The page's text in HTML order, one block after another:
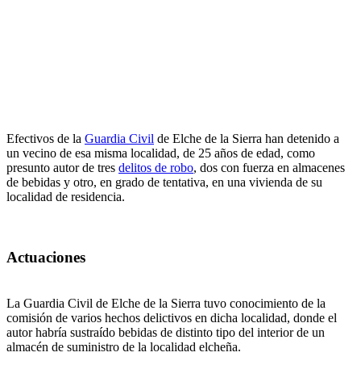
Efectivos de la Guardia Civil de Elche de la Sierra han detenido a
un vecino de esa misma localidad, de 25 años de edad, como
presunto autor de tres delitos de robo, dos con fuerza en almacenes
de bebidas y otro, en grado de tentativa, en una vivienda de su
localidad de residencia.
Actuaciones
La Guardia Civil de Elche de la Sierra tuvo conocimiento de la
comisión de varios hechos delictivos en dicha localidad, donde el
autor habría sustraído bebidas de distinto tipo del interior de un
almacén de suministro de la localidad elcheña.